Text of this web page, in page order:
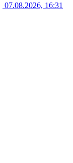
07.08.2026, 16:31